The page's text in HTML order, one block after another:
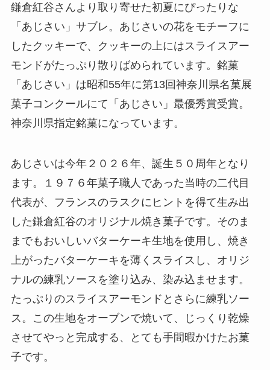
鎌倉紅谷さんより取り寄せた初夏にぴったりな
「あじさい」サブレ。あじさいの花をモチーフに
したクッキーで、クッキーの上にはスライスアー
モンドがたっぷり散りばめられています。銘菓
「あじさい」は昭和55年に第13回神奈川県名菓展
菓子コンクールにて「あじさい」最優秀賞受賞。
神奈川県指定銘菓になっています。
あじさいは今年２０２６年、誕生５０周年となり
ます。１９７６年菓子職人であった当時の二代目
代表が、フランスのラスクにヒントを得て生み出
した鎌倉紅谷のオリジナル焼き菓子です。そのま
までもおいしいバターケーキ生地を使用し、焼き
上がったバターケーキを薄くスライスし、オリジ
ナルの練乳ソースを塗り込み、染み込ませます。
たっぷりのスライスアーモンドとさらに練乳ソー
ス。この生地をオーブンで焼いて、じっくり乾燥
させてやっと完成する、とても手間暇かけたお菓
子です。